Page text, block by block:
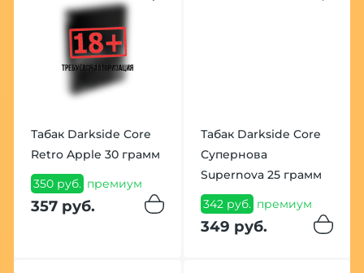
Табак Darkside Core
Retro Apple 30 грамм
350 руб. премиум
357 руб.
Табак Darkside Core
Супернова
Supernova 25 грамм
342 руб. премиум
349 руб.